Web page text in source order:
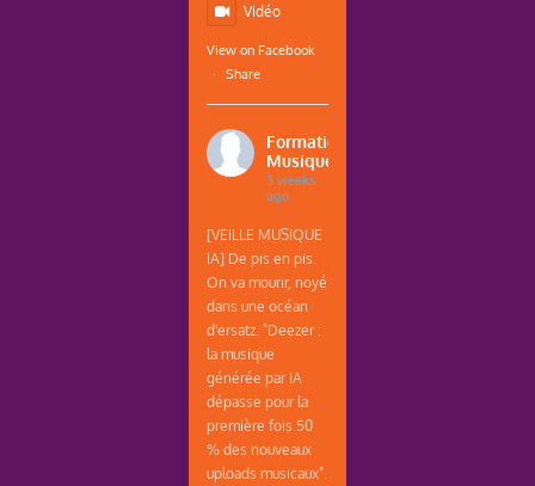
Vidéo
View on Facebook
·
Share
Formations
Musique
3 weeks
ago
[VEILLE MUSIQUE
IA] De pis en pis.
On va mourir, noyé
dans une océan
d'ersatz. "Deezer :
la musique
générée par IA
dépasse pour la
première fois 50
% des nouveaux
uploads musicaux".